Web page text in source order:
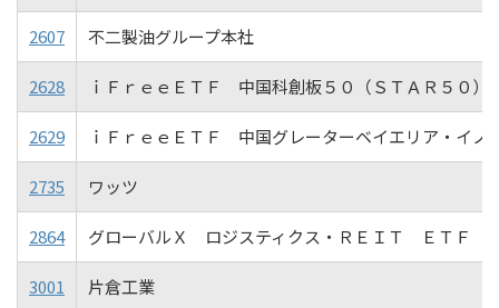
2607 不二製油グループ本社
2628 ｉＦｒｅｅＥＴＦ 中国科創板５０（ＳＴＡＲ５０）
2629 ｉＦｒｅｅＥＴＦ 中国グレーターベイエリア・イノ
2735 ワッツ
2864 グローバルＸ ロジスティクス・ＲＥＩＴ ＥＴＦ
3001 片倉工業